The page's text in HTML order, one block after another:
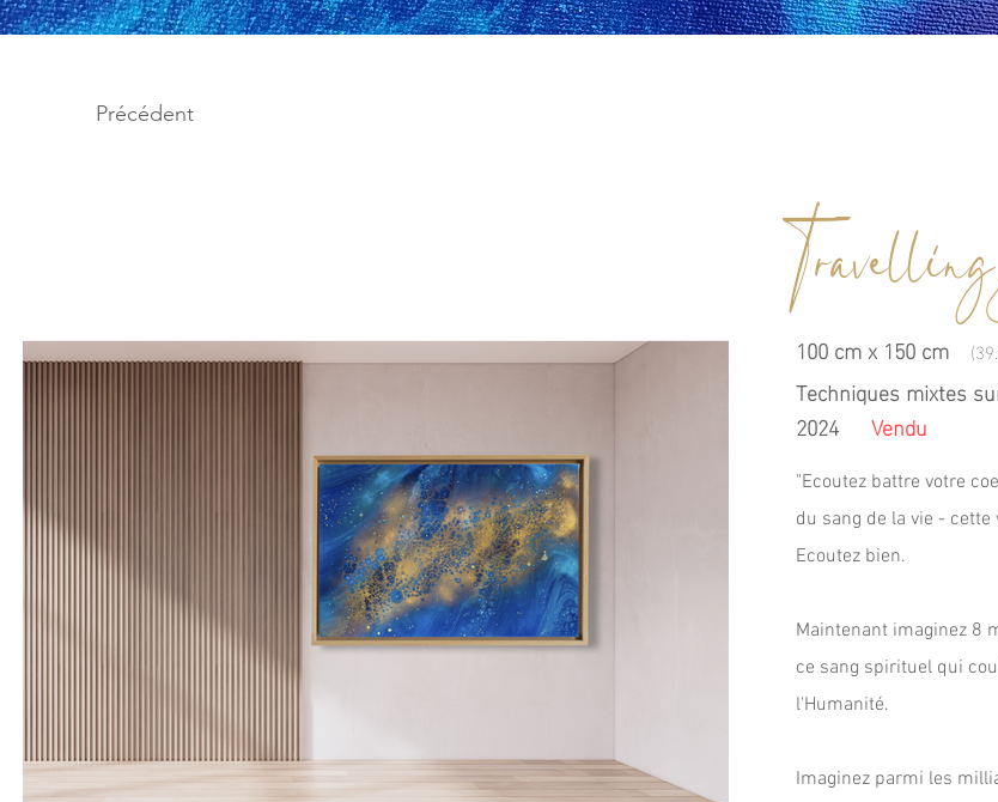
Précédent
100 cm x 150 cm
Techniques mixtes
2024
Vendu
"Ecoutez battre votre
du sang de la vie -
Ecoutez bien.
Maintenant imaginez 8
ce sang spirituel qui
l'Humanité.
Imaginez parmi les